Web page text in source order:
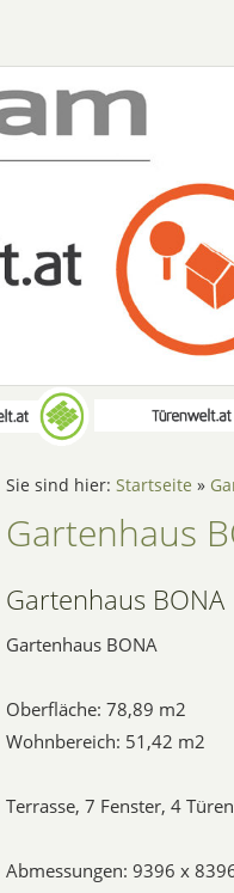
Sie sind hier: Startseite »
Gartenhaus
Gartenhaus BONA
Gartenhaus BONA
Oberfläche: 78,89 m2
Wohnbereich: 51,42 m2
Terrasse, 7 Fenster, 4
Abmessungen: 9396 x